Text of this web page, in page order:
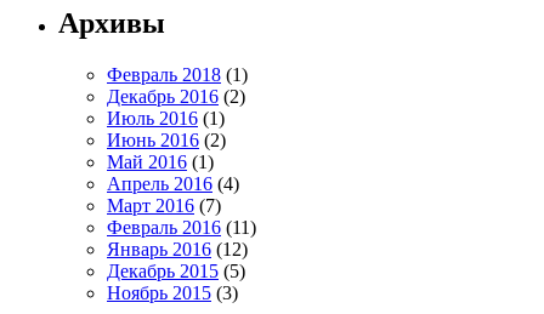
Архивы
Февраль 2018 (1)
Декабрь 2016 (2)
Июль 2016 (1)
Июнь 2016 (2)
Май 2016 (1)
Апрель 2016 (4)
Март 2016 (7)
Февраль 2016 (11)
Январь 2016 (12)
Декабрь 2015 (5)
Ноябрь 2015 (3)